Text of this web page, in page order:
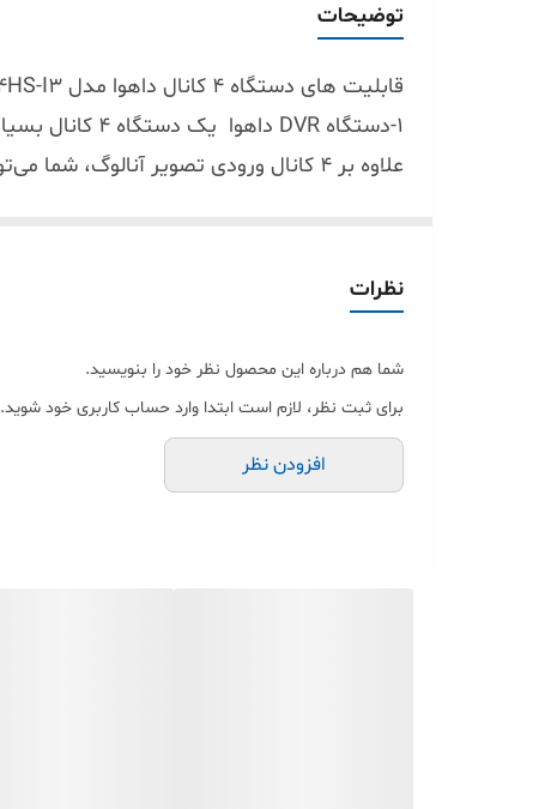
توضیحات
قابلیت های دستگاه 4 کانال داهوا مدل DH-XVR5104HS-I3:
علاوه بر ۴ کانال ورودی تصویر آنالوگ، شما می‌توانید ۲ کانال دوربین آی پی تا کیفیت ۶ مگاپیکسل به دستگاه وصل کنید
4-دستگاه ضبط تصویر ۴ کانال داهوا یک ضبط کننده ویدئویی تک هارد است و از ۱ هارد ۶ ترابایتی پشتیبانی می‌کند
5-این دستگاه دی وی آر توانایی پشتیبانی از انواع دوربین با تکنولوژی HDCVI ،AHD ،TVI ،CVBS و IP را دارد
نظرات
شما هم درباره این محصول نظر خود را بنویسید.
برای ثبت نظر، لازم است ابتدا وارد حساب کاربری خود شوید.
افزودن نظر